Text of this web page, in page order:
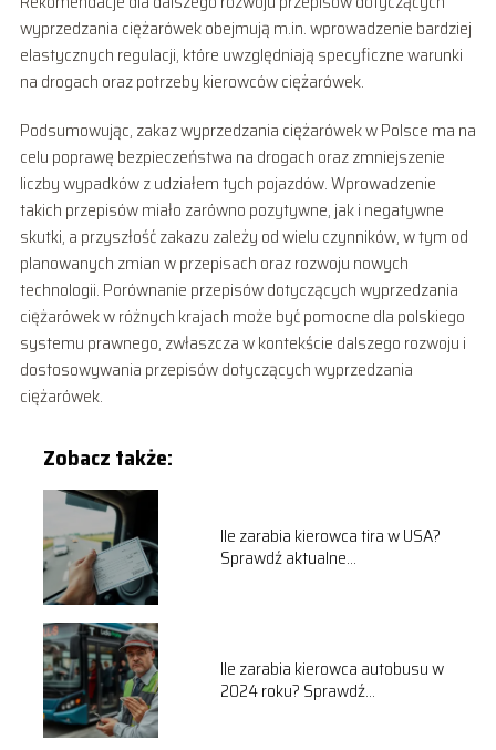
wyprzedzania ciężarówek obejmują m.in. wprowadzenie bardziej
elastycznych regulacji, które uwzględniają specyficzne warunki
na drogach oraz potrzeby kierowców ciężarówek.
Podsumowując, zakaz wyprzedzania ciężarówek w Polsce ma na
celu poprawę bezpieczeństwa na drogach oraz zmniejszenie
liczby wypadków z udziałem tych pojazdów. Wprowadzenie
takich przepisów miało zarówno pozytywne, jak i negatywne
skutki, a przyszłość zakazu zależy od wielu czynników, w tym od
planowanych zmian w przepisach oraz rozwoju nowych
technologii. Porównanie przepisów dotyczących wyprzedzania
ciężarówek w różnych krajach może być pomocne dla polskiego
systemu prawnego, zwłaszcza w kontekście dalszego rozwoju i
dostosowywania przepisów dotyczących wyprzedzania
ciężarówek.
Zobacz także:
Ile zarabia kierowca tira w USA?
Sprawdź aktualne
Ile zarabia kierowca autobusu w
2024 roku? Sprawdź